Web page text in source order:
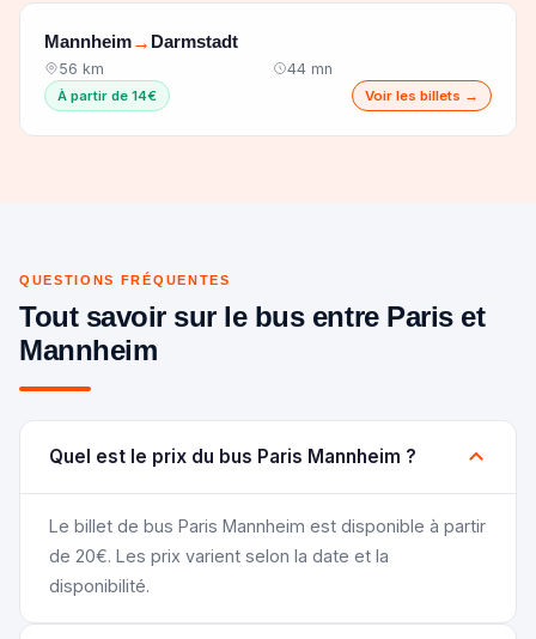
Mannheim→ Darmstadt
56 km 44 mn
À partir de 14€ Voir les billets →
QUESTIONS FRÉQUENTES
Tout savoir sur le bus entre Paris et
Mannheim
Quel est le prix du bus Paris Mannheim ?
Le billet de bus Paris Mannheim est disponible à partir
de 20€. Les prix varient selon la date et la
disponibilité.